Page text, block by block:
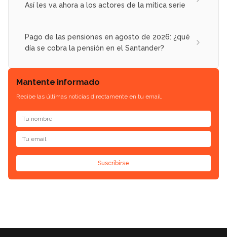
Así les va ahora a los actores de la mítica serie
Pago de las pensiones en agosto de 2026: ¿qué
día se cobra la pensión en el Santander?
Mantente informado
Recibe las últimas noticias directamente en tu email.
Suscribirse